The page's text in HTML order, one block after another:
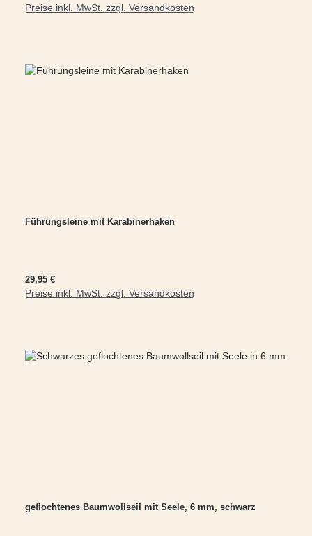
Preise inkl. MwSt. zzgl. Versandkosten
Führungsleine mit Karabinerhaken
Regulärer Preis:
29,95 €
Preise inkl. MwSt. zzgl. Versandkosten
In den Warenkorb
geflochtenes Baumwollseil mit Seele, 6 mm, schwarz